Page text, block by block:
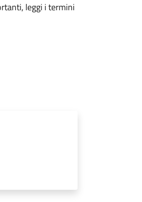
leggi i termini